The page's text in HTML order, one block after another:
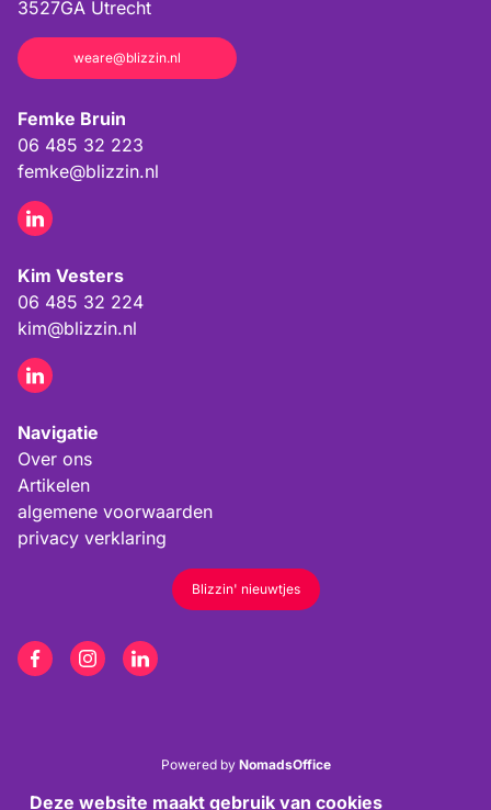
3527GA Utrecht
weare@blizzin.nl
Femke Bruin
06 485 32 223
femke@blizzin.nl
Kim Vesters
06 485 32 224
kim@blizzin.nl
Navigatie
Over ons
Artikelen
algemene voorwaarden
privacy verklaring
Blizzin' nieuwtjes
Deze website maakt gebruik van cookies
Powered by NomadsOffice